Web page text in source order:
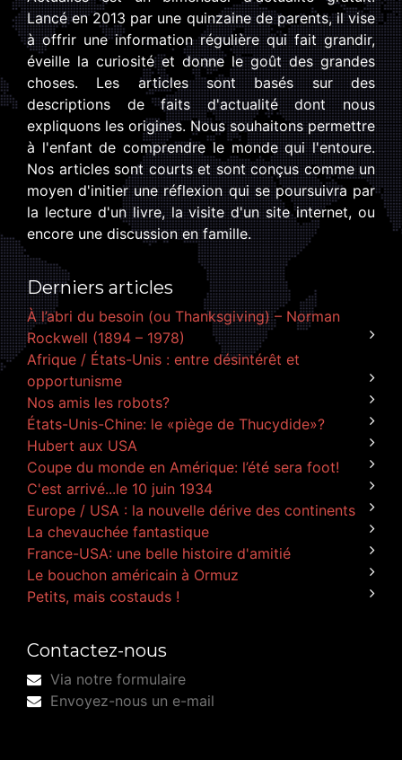
Lancé en 2013 par une quinzaine de parents, il vise
à offrir une information régulière qui fait grandir,
éveille la curiosité et donne le goût des grandes
choses. Les articles sont basés sur des
descriptions de faits d'actualité dont nous
expliquons les origines. Nous souhaitons permettre
à l'enfant de comprendre le monde qui l'entoure.
Nos articles sont courts et sont conçus comme un
moyen d'initier une réflexion qui se poursuivra par
la lecture d'un livre, la visite d'un site internet, ou
encore une discussion en famille.
Derniers articles
À l’abri du besoin (ou Thanksgiving) – Norman
Rockwell (1894 – 1978)
Afrique / États-Unis : entre désintérêt et
opportunisme
Nos amis les robots?
États-Unis-Chine: le «piège de Thucydide»?
Hubert aux USA
Coupe du monde en Amérique: l’été sera foot!
C'est arrivé...le 10 juin 1934
Europe / USA : la nouvelle dérive des continents
La chevauchée fantastique
France-USA: une belle histoire d'amitié
Le bouchon américain à Ormuz
Petits, mais costauds !
Contactez-nous
Via notre formulaire
Envoyez-nous un e-mail